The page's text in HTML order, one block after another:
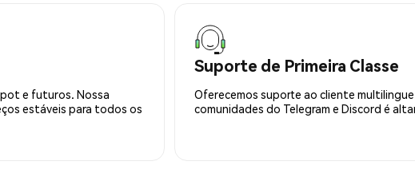
e futuros. Nossa
estáveis para todos os
Suporte de Primeira Classe
Oferecemos suporte ao cliente
comunidades do Telegram e Discord é